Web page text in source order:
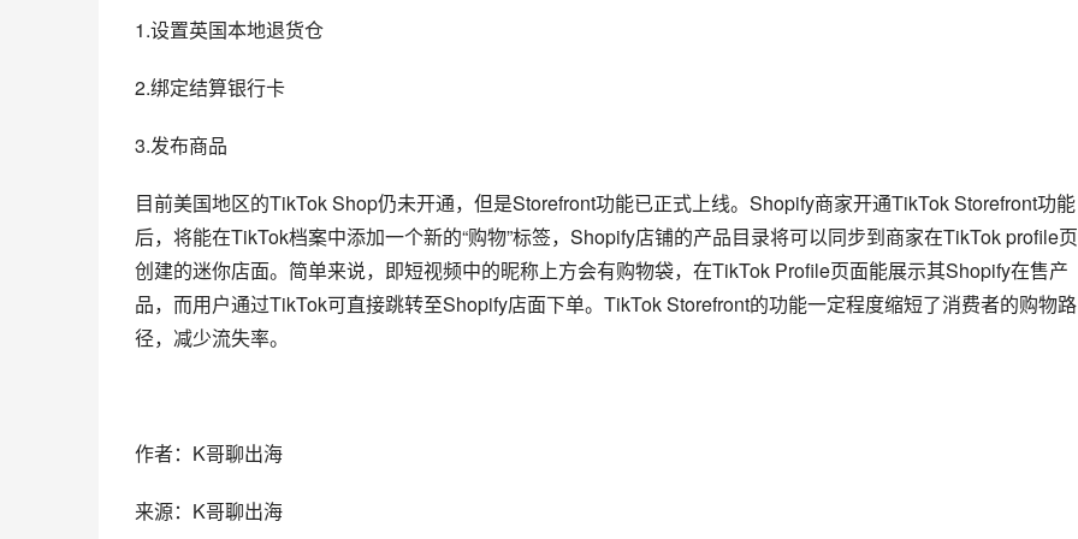
1.设置英国本地退货仓
2.绑定结算银行卡
3.发布商品
目前美国地区的TikTok Shop仍未开通，但是Storefront功能已正式上线。Shopify商家开通TikTok Storefront功能
后，将能在TikTok档案中添加一个新的“购物”标签，Shopify店铺的产品目录将可以同步到商家在TikTok profile
创建的迷你店面。简单来说，即短视频中的昵称上方会有购物袋，在TikTok Profile页面能展示其Shopify在售产
品，而用户通过TikTok可直接跳转至Shopify店面下单。TikTok Storefront的功能一定程度缩短了消费者的购物路
径，减少流失率。
作者：K哥聊出海
来源：K哥聊出海